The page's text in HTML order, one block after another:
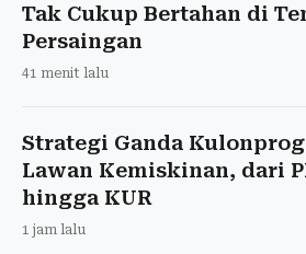
Tak Cukup Bertahan di
Persaingan
41 menit lalu
Strategi Ganda
Lawan Kemiskinan, dari
hingga KUR
1 jam lalu